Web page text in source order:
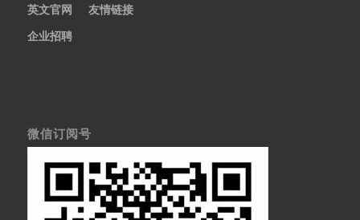
英文官网
友情链接
企业招聘
微信订阅号